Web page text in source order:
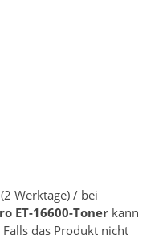
Werktage) / bei
ET-16600-Toner kann
das Produkt nicht